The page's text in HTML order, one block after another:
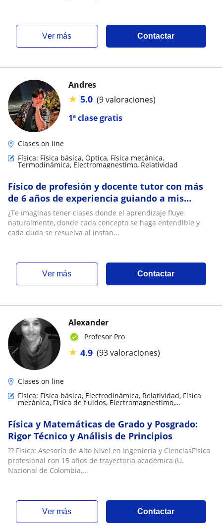
ver más Contactar
1ª clase gratis
Andres
★ 5.0 (9 valoraciones)
Clases on line
Física: Física básica, Óptica, Física mecánica,
Termodinámica, Electromagnestimo, Relatividad
Físico de profesión y docente tutor con más
de 6 años de experiencia guiando a mis
alumnos y superando sus dificultades
¡Contáctam
¿Te imaginas tener clases donde el aprendizaje fluye
naturalmente, donde cada concepto se haga entendible y
cada duda se resuelva al instan...
ver más Contactar
Alexander
Profesor Pro
★ 4.9 (93 valoraciones)
Clases on line
Física: Física básica, Electrodinámica, Relatividad, Física
mecánica, Física de fluidos, Electromagnestimo,
Física y Matemáticas de Grado y Posgrado:
Rigor Técnico y Análisis de Principios
?? Físico: Asesoría de Alto Nivel en Ingeniería y CienciasFísico
profesional con 15 años de trayectoria académica (U.
Nacional de Colombia,...
ver más Contactar